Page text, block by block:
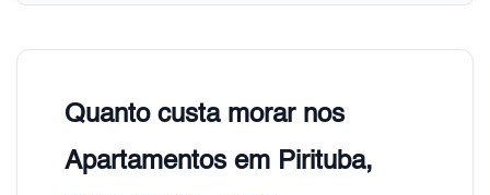
Quanto custa morar nos
Apartamentos em Pirituba,